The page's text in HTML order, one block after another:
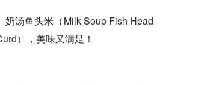
汤鱼头米（Milk Soup Fish Head
），美味又满足！